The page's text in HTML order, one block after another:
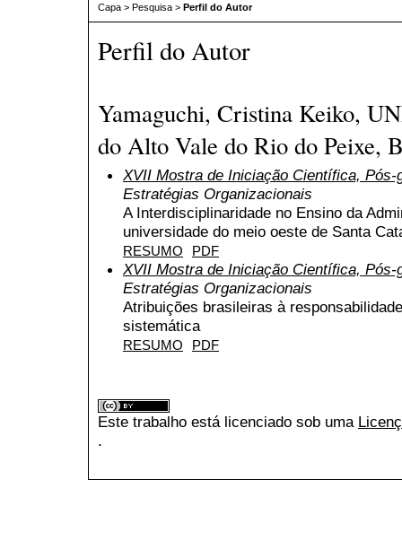
Capa > Pesquisa > Perfil do Autor
Perfil do Autor
Yamaguchi, Cristina Keiko,
do Alto Vale do Rio do Peixe,
XVII Mostra de Iniciação Científica,
Estratégias Organizacionais
A Interdisciplinaridade no Ensino da
universidade do meio oeste de Santa
RESUMO PDF
XVII Mostra de Iniciação Científica,
Estratégias Organizacionais
Atribuições brasileiras à
sistemática
RESUMO PDF
Este trabalho está licenciado sob uma
.